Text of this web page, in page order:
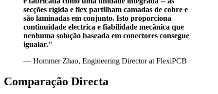
secções rígida e flex partilham camadas de cobre e
são laminadas em conjunto. Isto proporciona
continuidade electrica e fiabilidade mecânica que
nenhuma solução baseada em conectores consegue
igualar."
— Hommer Zhao, Engineering Director at FlexiPCB
Comparação Directa